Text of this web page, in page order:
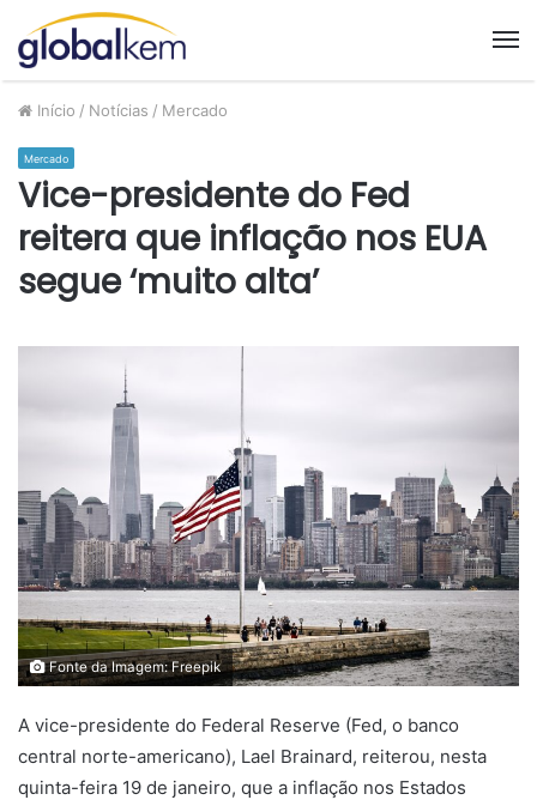
Início / Notícias / Mercado
Mercado
Vice-presidente do Fed
reitera que inflação nos EUA
segue ‘muito alta’
Fonte da Imagem: Freepik
A vice-presidente do Federal Reserve (Fed, o banco
central norte-americano), Lael Brainard, reiterou, nesta
quinta-feira 19 de janeiro, que a inflação nos Estados